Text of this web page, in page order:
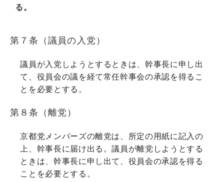
る。
第７条（議員の入党）
議員が入党しようとするときは、幹事長に申し出
て、役員会の議を経て常任幹事会の承認を得るこ
とを必要とする。
第８条（離党）
京都党メンバーズの離党は、所定の用紙に記入の
上、幹事長に届け出る。議員が離党しようとする
ときは、幹事長に申し出て、役員会の承認を得る
ことを必要とする。